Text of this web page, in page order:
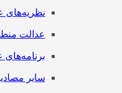
نظریه‌های
عدالت
برنامه‌های
سایر مصادیق